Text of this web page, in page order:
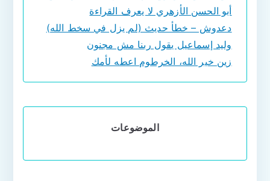
أبو الحسن الأزهري لا يعرف القراءة
دعدوش – خطأ حديث (لم يزل في سخط الله)
وليد إسماعيل يقول ربنا مش مجنون
زين خير الله، الخرطوم اعطه لأمك
الموضوعات